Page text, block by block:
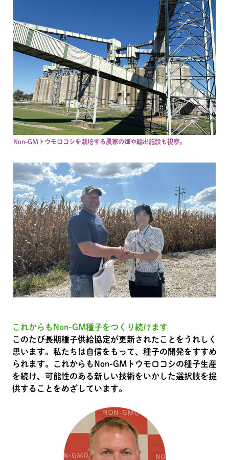
Non-GMトウモロコシを栽培する農家の畑や輸出施設も視察。
これからもNon-GM種子をつくり続けます
このたび長期種子供給協定が更新されたことをうれしく
思います。私たちは自信をもって、種子の開発をすすめ
られます。これからもNon-GMトウモロコシの種子生産
を続け、可能性のある新しい技術をいかした選択肢を提
供することをめざしています。